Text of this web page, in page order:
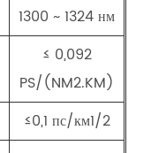
1300 ~ 1324 нм
≤ 0,092
PS/(NM2.KM)
≤0,1 пс/км1/2